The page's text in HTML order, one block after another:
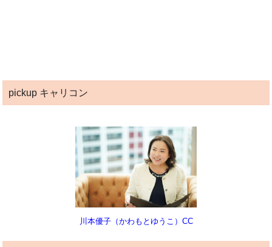
pickup キャリコン
川本優子（かわもとゆうこ）CC